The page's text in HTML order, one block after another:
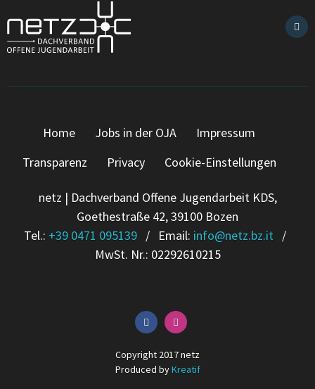
Home Jobs in der OJA
Impressum
Transparenz
Privacy Cookie-Einstellungen
netz | Dachverband Offene Jugendarbeit KDS,
Goethestraße 42, 39100 Bozen
Tel.: +39 0471 095139/ Email: info@netz.bz.it /
MwSt. Nr.: 02292610215
Copyright 2017 netz
Produced byKreatif